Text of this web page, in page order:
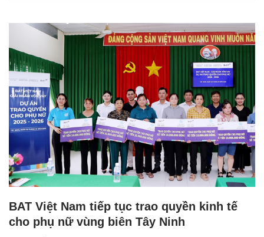
BAT Việt Nam tiếp tục trao quyền kinh tế
cho phụ nữ vùng biên Tây Ninh